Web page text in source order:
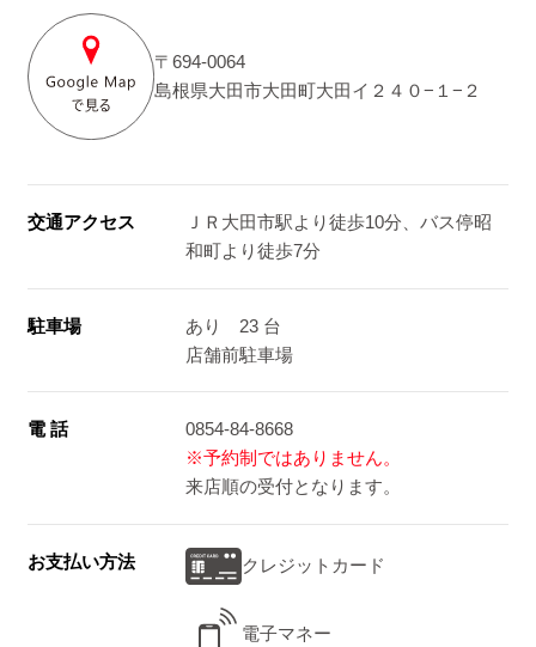
〒694-0064
島根県大田市大田町大田イ２４０−１−２
交通アクセス
ＪＲ大田市駅より徒歩10分、バス停昭
和町より徒歩7分
駐車場
あり 23 台
店舗前駐車場
電 話
0854-84-8668
※予約制ではありません。
来店順の受付となります。
お支払い方法 クレジットカード
電子マネー